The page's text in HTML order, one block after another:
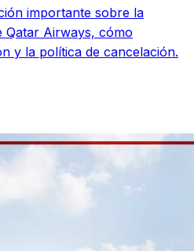
importante sobre la
Qatar Airways, cómo
y la política de cancelación.